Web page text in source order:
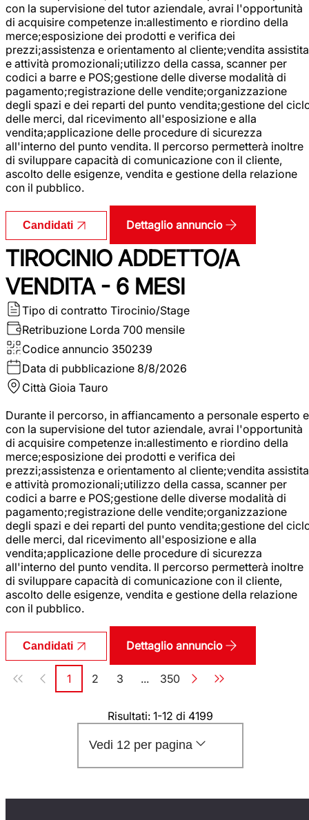
con la supervisione del tutor aziendale, avrai l'opportunità
di acquisire competenze in:allestimento e riordino della
merce;esposizione dei prodotti e verifica dei
prezzi;assistenza e orientamento al cliente;vendita assistita
e attività promozionali;utilizzo della cassa, scanner per
codici a barre e POS;gestione delle diverse modalità di
pagamento;registrazione delle vendite;organizzazione
degli spazi e dei reparti del punto vendita;gestione del
delle merci, dal ricevimento all'esposizione e alla
vendita;applicazione delle procedure di sicurezza
all'interno del punto vendita. Il percorso permetterà inoltre
di sviluppare capacità di comunicazione con il cliente,
ascolto delle esigenze, vendita e gestione della relazione
con il pubblico.
Candidati Dettaglio annuncio
TIROCINIO ADDETTO/A
VENDITA - 6 MESI
Tipo di contratto Tirocinio/Stage
Retribuzione Lorda 700 mensile
Codice annuncio 350239
Data di pubblicazione 8/8/2026
Città Gioia Tauro
Durante il percorso, in affiancamento a personale esperto e
con la supervisione del tutor aziendale, avrai l'opportunità
di acquisire competenze in:allestimento e riordino della
merce;esposizione dei prodotti e verifica dei
prezzi;assistenza e orientamento al cliente;vendita assistita
e attività promozionali;utilizzo della cassa, scanner per
codici a barre e POS;gestione delle diverse modalità di
pagamento;registrazione delle vendite;organizzazione
degli spazi e dei reparti del punto vendita;gestione del
delle merci, dal ricevimento all'esposizione e alla
vendita;applicazione delle procedure di sicurezza
all'interno del punto vendita. Il percorso permetterà inoltre
di sviluppare capacità di comunicazione con il cliente,
ascolto delle esigenze, vendita e gestione della relazione
con il pubblico.
Candidati Dettaglio annuncio
Paginazione
Pagina
1 Pagina
2 Pagina
3 ... Pagina
350
Risultati: 1-12 di 4199
Vedi 12 per pagina